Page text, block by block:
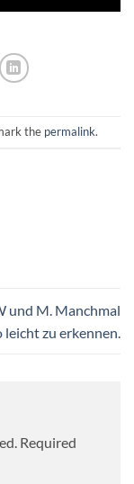
the permalink.
und M. Manchmal
leicht zu erkennen.
Required